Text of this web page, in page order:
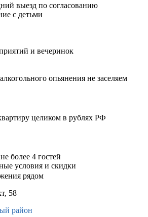
выезд по согласованию
с детьми
и вечеринок
опьянения не заселяем
целиком в рублях РФ
более 4 гостей
условия и скидки
рядом
58
район